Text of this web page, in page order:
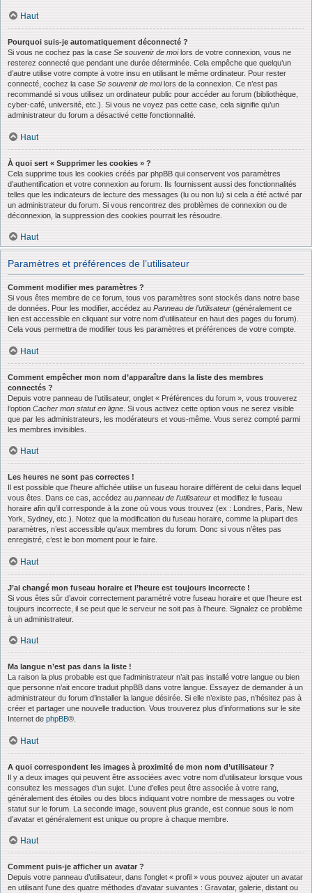
Haut
Pourquoi suis-je automatiquement déconnecté ?
Si vous ne cochez pas la case Se souvenir de moilors de votre connexion, vous ne
resterez connecté que pendant une durée déterminée. Cela empêche que quelqu’un
d’autre utilise votre compte à votre insu en utilisant le même ordinateur. Pour rester
connecté, cochez la case Se souvenir de moilors de la connexion. Ce n’est pas
recommandé si vous utilisez un ordinateur public pour accéder au forum (bibliothèque,
cyber-café, université, etc.). Si vous ne voyez pas cette case, cela signifie qu’un
administrateur du forum a désactivé cette fonctionnalité.
Haut
À quoi sert « Supprimer les cookies » ?
Cela supprime tous les cookies créés par phpBB qui conservent vos paramètres
d’authentification et votre connexion au forum. Ils fournissent aussi des fonctionnalités
telles que les indicateurs de lecture des messages (lu ou non lu) si cela a été activé par
un administrateur du forum. Si vous rencontrez des problèmes de connexion ou de
déconnexion, la suppression des cookies pourrait les résoudre.
Haut
Paramètres et préférences de l’utilisateur
Comment modifier mes paramètres ?
Si vous êtes membre de ce forum, tous vos paramètres sont stockés dans notre base
de données. Pour les modifier, accédez au Panneau de l’utilisateur (généralement ce
lien est accessible en cliquant sur votre nom d’utilisateur en haut des pages du forum).
Cela vous permettra de modifier tous les paramètres et préférences de votre compte.
Haut
Comment empêcher mon nom d’apparaître dans la liste des membres
connectés ?
Depuis votre panneau de l’utilisateur, onglet « Préférences du forum », vous trouverez
l’option Cacher mon statut en ligne . Si vous activez cette option vous ne serez visible
que par les administrateurs, les modérateurs et vous-même. Vous serez compté parmi
les membres invisibles.
Haut
Les heures ne sont pas correctes !
Il est possible que l’heure affichée utilise un fuseau horaire différent de celui dans lequel
vous êtes. Dans ce cas, accédez au panneau de l’utilisateur et modifiez le fuseau
horaire afin qu’il corresponde à la zone où vous vous trouvez (ex : Londres, Paris, New
York, Sydney, etc.). Notez que la modification du fuseau horaire, comme la plupart des
paramètres, n’est accessible qu’aux membres du forum. Donc si vous n’êtes pas
enregistré, c’est le bon moment pour le faire.
Haut
J’ai changé mon fuseau horaire et l’heure est toujours incorrecte !
Si vous êtes sûr d’avoir correctement paramétré votre fuseau horaire et que l’heure est
toujours incorrecte, il se peut que le serveur ne soit pas à l’heure. Signalez ce problème
à un administrateur.
Haut
Ma langue n’est pas dans la liste !
La raison la plus probable est que l’administrateur n’ait pas installé votre langue ou bien
que personne n’ait encore traduit phpBB dans votre langue. Essayez de demander à un
administrateur du forum d’installer la langue désirée. Si elle n’existe pas, n’hésitez pas à
créer et partager une nouvelle traduction. Vous trouverez plus d’informations sur le site
Internet de phpBB®.
Haut
A quoi correspondent les images à proximité de mon nom d’utilisateur ?
Il y a deux images qui peuvent être associées avec votre nom d’utilisateur lorsque vous
consultez les messages d’un sujet. L’une d’elles peut être associée à votre rang,
généralement des étoiles ou des blocs indiquant votre nombre de messages ou votre
statut sur le forum. La seconde image, souvent plus grande, est connue sous le nom
d’avatar et généralement est unique ou propre à chaque membre.
Haut
Comment puis-je afficher un avatar ?
Depuis votre panneau d’utilisateur, dans l’onglet « profil » vous pouvez ajouter un avatar
en utilisant l’une des quatre méthodes d’avatar suivantes : Gravatar, galerie, distant ou